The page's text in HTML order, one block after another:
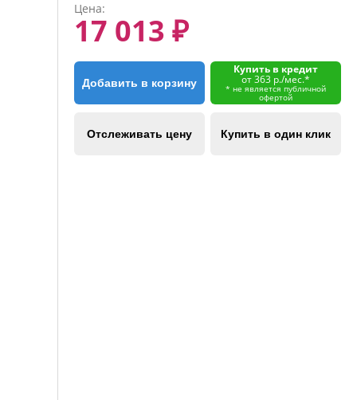
Цена:
17 013 ₽
Добавить в корзину
Купить в кредит
от 363 р./мес.*
* не является публичной
офертой
Отслеживать цену Купить в один клик